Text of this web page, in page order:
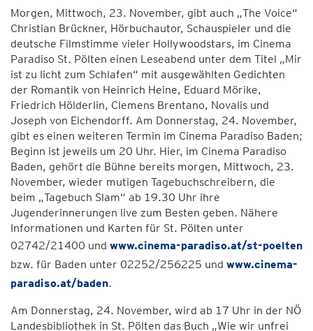
Morgen, Mittwoch, 23. November, gibt auch „The Voice“
Christian Brückner, Hörbuchautor, Schauspieler und die
deutsche Filmstimme vieler Hollywoodstars, im Cinema
Paradiso St. Pölten einen Leseabend unter dem Titel „Mir
ist zu licht zum Schlafen“ mit ausgewählten Gedichten
der Romantik von Heinrich Heine, Eduard Mörike,
Friedrich Hölderlin, Clemens Brentano, Novalis und
Joseph von Eichendorff. Am Donnerstag, 24. November,
gibt es einen weiteren Termin im Cinema Paradiso Baden;
Beginn ist jeweils um 20 Uhr. Hier, im Cinema Paradiso
Baden, gehört die Bühne bereits morgen, Mittwoch, 23.
November, wieder mutigen Tagebuchschreibern, die
beim „Tagebuch Slam“ ab 19.30 Uhr ihre
Jugenderinnerungen live zum Besten geben. Nähere
Informationen und Karten für St. Pölten unter
02742/21400 und www.cinema-paradiso.at/st-poelten
bzw. für Baden unter 02252/256225 und www.cinema-
paradiso.at/baden.
Am Donnerstag, 24. November, wird ab 17 Uhr in der NÖ
Landesbibliothek in St. Pölten das Buch „Wie wir unfrei